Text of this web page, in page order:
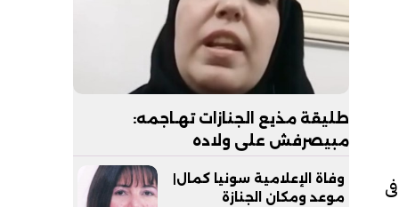
طليقة مذيع الجنازات تهـاجمه:
مبيصرفش على ولاده
وفاة الإعلامية سونيا كمال|
موعد ومكان الجنازة